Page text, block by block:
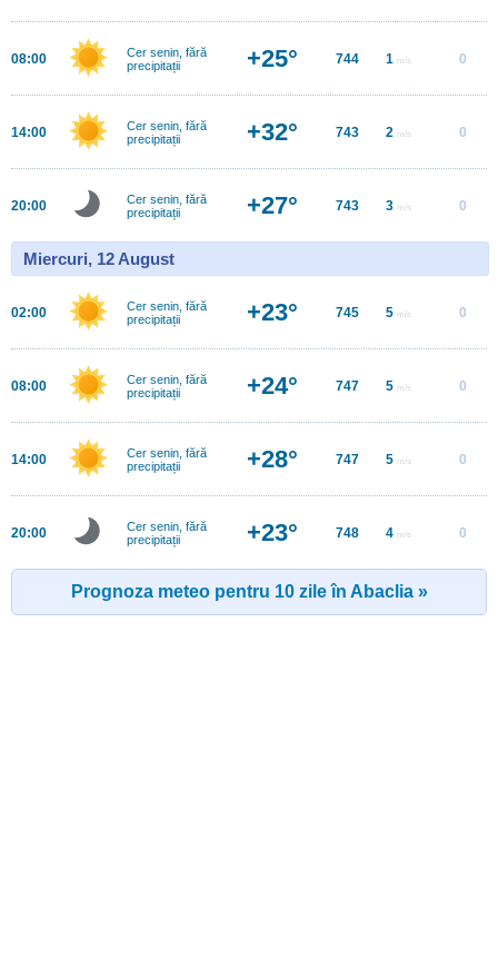
08:00
Cer senin, fără
precipitații
+25° 744 1 m/s 0
14:00
Cer senin, fără
precipitații
+32° 743 2 m/s 0
20:00
Cer senin, fără
precipitații
+27° 743 3 m/s 0
Miercuri, 12 August
02:00
Cer senin, fără
precipitații
+23° 745 5 m/s 0
08:00
Cer senin, fără
precipitații
+24° 747 5 m/s 0
14:00
Cer senin, fără
precipitații
+28° 747 5 m/s 0
20:00
Cer senin, fără
precipitații
+23° 748 4 m/s 0
Prognoza meteo pentru 10 zile în Abaclia »